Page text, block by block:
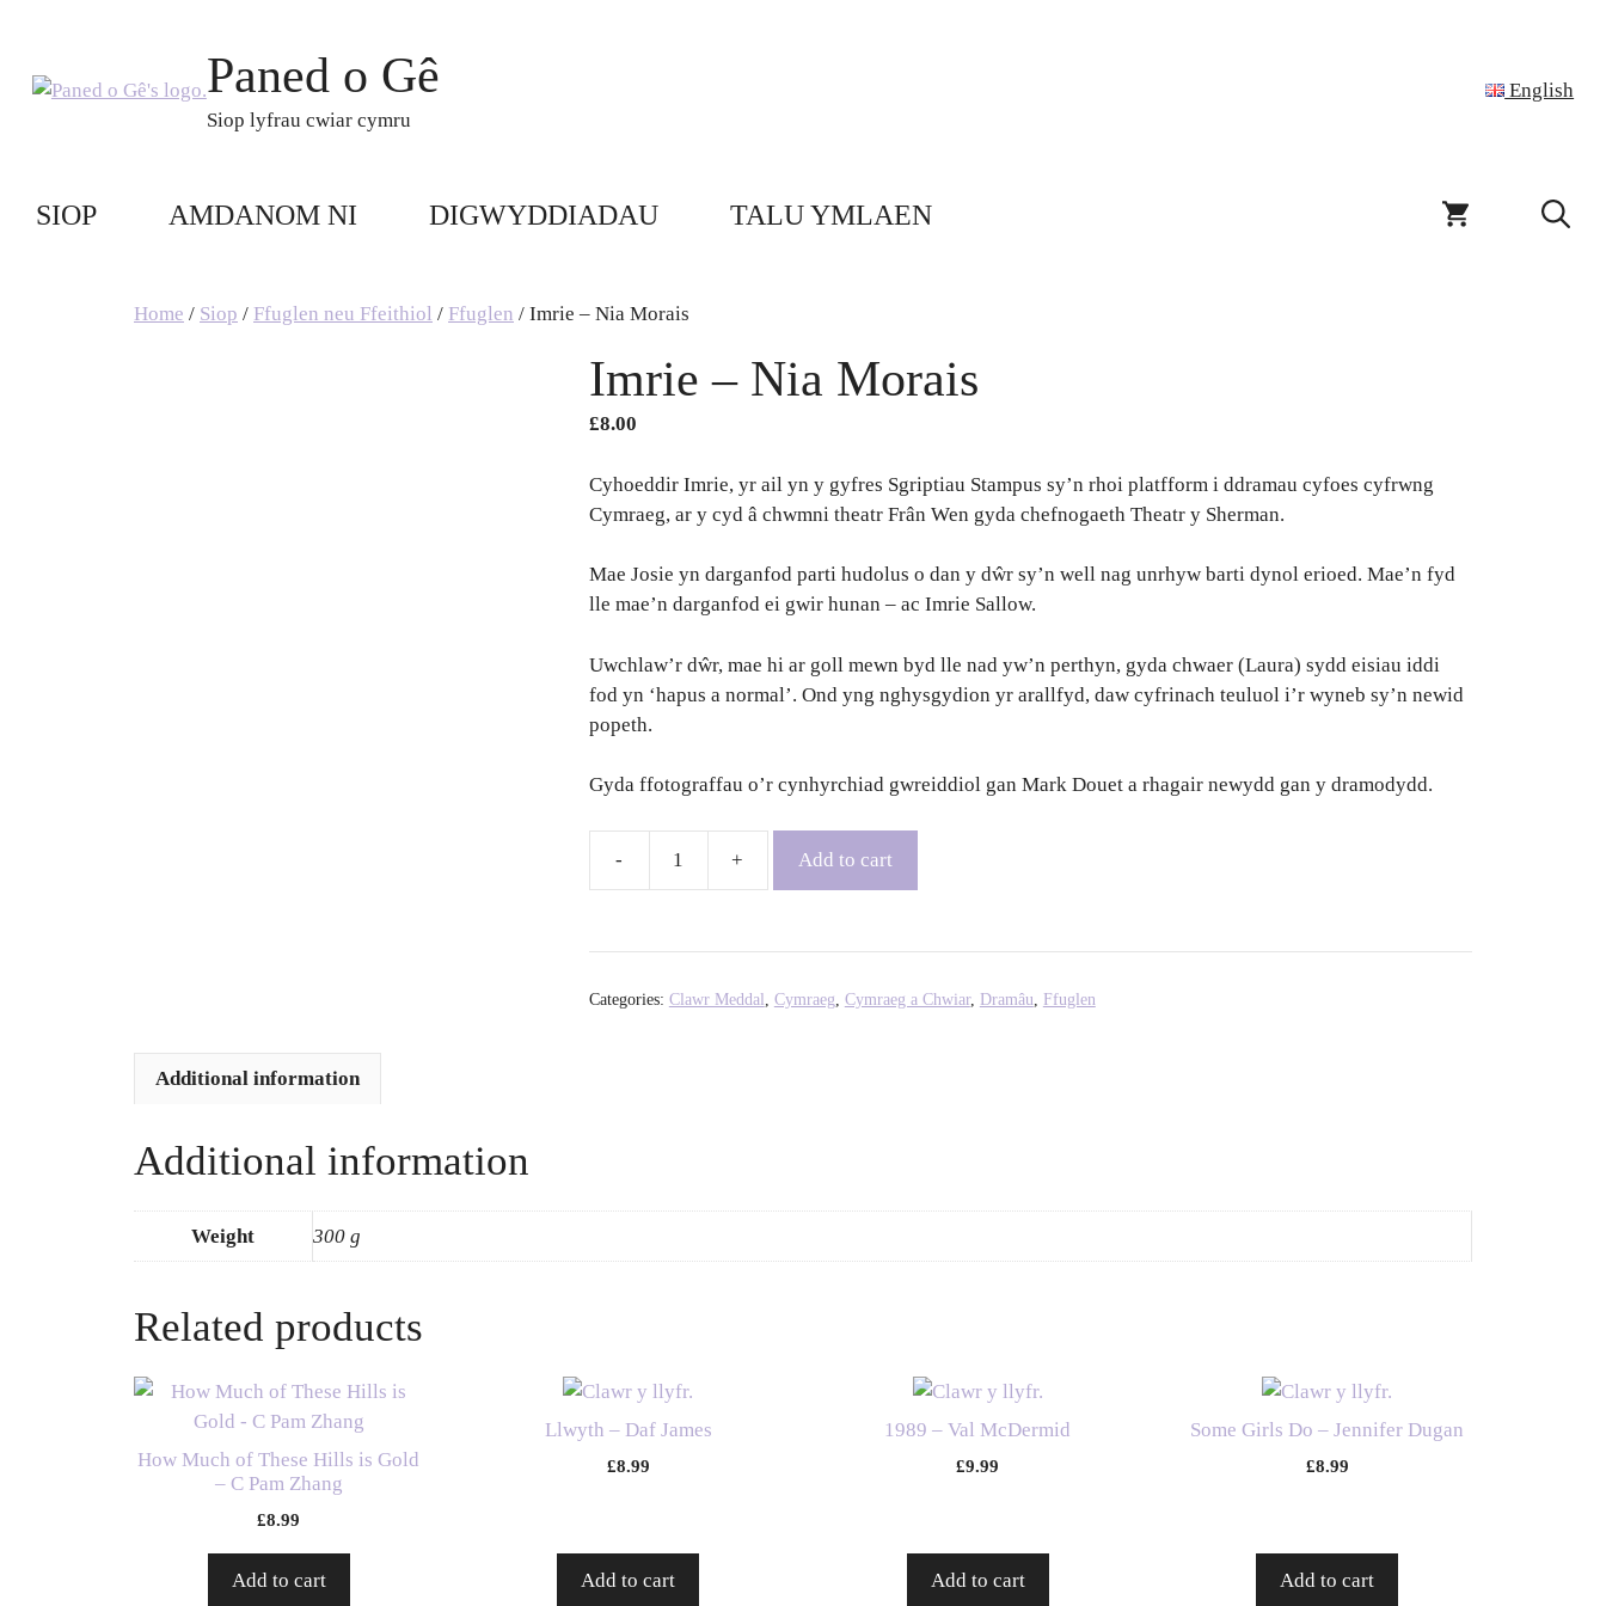
content
Paned o Gê
Siop lyfrau cwiar cymru
English
SIOP AMDANOM NI DIGWYDDIADAU TALU YMLAEN
Home / Siop / Ffuglen neu Ffeithiol / Ffuglen / Imrie – Nia Morais
Imrie – Nia Morais
£8.00
Cyhoeddir Imrie, yr ail yn y gyfres Sgriptiau Stampus sy’n rhoi platfform i ddramau cyfoes cyfrwng
Cymraeg, ar y cyd â chwmni theatr Frân Wen gyda chefnogaeth Theatr y Sherman.
Mae Josie yn darganfod parti hudolus o dan y dŵr sy’n well nag unrhyw barti dynol erioed. Mae’n fyd
lle mae’n darganfod ei gwir hunan – ac Imrie Sallow.
Uwchlaw’r dŵr, mae hi ar goll mewn byd lle nad yw’n perthyn, gyda chwaer (Laura) sydd eisiau iddi
fod yn ‘hapus a normal’. Ond yng nghysgydion yr arallfyd, daw cyfrinach teuluol i’r wyneb sy’n newid
popeth.
Gyda ffotograffau o’r cynhyrchiad gwreiddiol gan Mark Douet a rhagair newydd gan y dramodydd.
quantity
Add to cart
Categories: Clawr Meddal Cymraeg Cymraeg a Chwiar, Dramâu Ffuglen
Additional information
Additional information
Weight 300 g
Related products
How Much of These Hills is Gold
– C Pam Zhang
£8.99
Add to cart
Llwyth – Daf James
£8.99
Add to cart
1989 – Val McDermid
£9.99
Add to cart
Some Girls Do – Jennifer Dugan
£8.99
Add to cart